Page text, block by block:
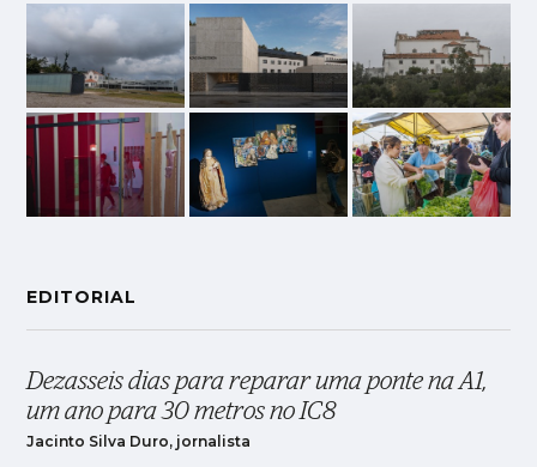
EDITORIAL
Dezasseis dias para reparar uma ponte na A1,
um ano para 30 metros no IC8
Jacinto Silva Duro, jornalista